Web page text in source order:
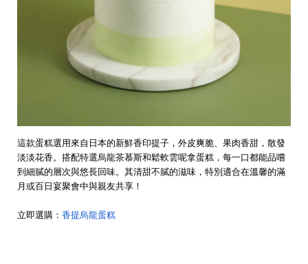
這款蛋糕選用來自日本的新鮮香印提子，外皮爽脆、果肉香甜，散發
淡淡花香。搭配特選烏龍茶慕斯和鬆軟雲呢拿蛋糕，每一口都能品嚐
到細膩的層次與悠長回味。其清甜不膩的滋味，特別適合在溫馨的滿
月或百日宴聚會中與親友共享！
立即選購： 香提烏龍蛋糕